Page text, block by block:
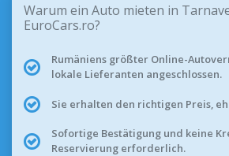
Warum ein Auto mieten in
EuroCars.ro?
Rumäniens größter Online-
lokale Lieferanten angeschlossen.
Sie erhalten den richtigen Preis,
Sofortige Bestätigung und keine
Reservierung erforderlich.